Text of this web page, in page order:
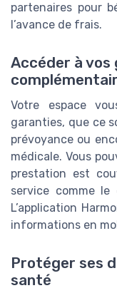
partenaires pour
l’avance de frais.
Accéder à
Votre espace
garanties, que ce
prévoyance ou
médicale. Vous
prestation est
service comme le
L’application
informations en
Protéger ses
santé